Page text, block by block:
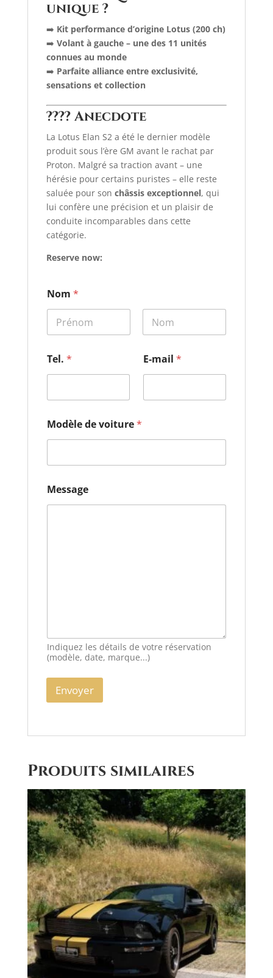
unique ?
➡️ Kit performance d’origine Lotus (200 ch)
➡️ Volant à gauche – une des 11 unités
connues au monde
➡️ Parfaite alliance entre exclusivité,
sensations et collection
????Anecdote
La Lotus Elan S2 a été le dernier modèle
produit sous l’ère GM avant le rachat par
Proton. Malgré sa traction avant – une
hérésie pour certains puristes – elle reste
saluée pour son châssis exceptionnel, qui
lui confère une précision et un plaisir de
conduite incomparables dans cette
catégorie.
Reserve now:
Nom *
M
e
s
g
e
*
Tel. * E-mail *
Modèle de voiture*
Message
Indiquez les détails de votre réservation
(modèle, date, marque...)
Envoyer
r
t
i
v
e
:
Produits similaires